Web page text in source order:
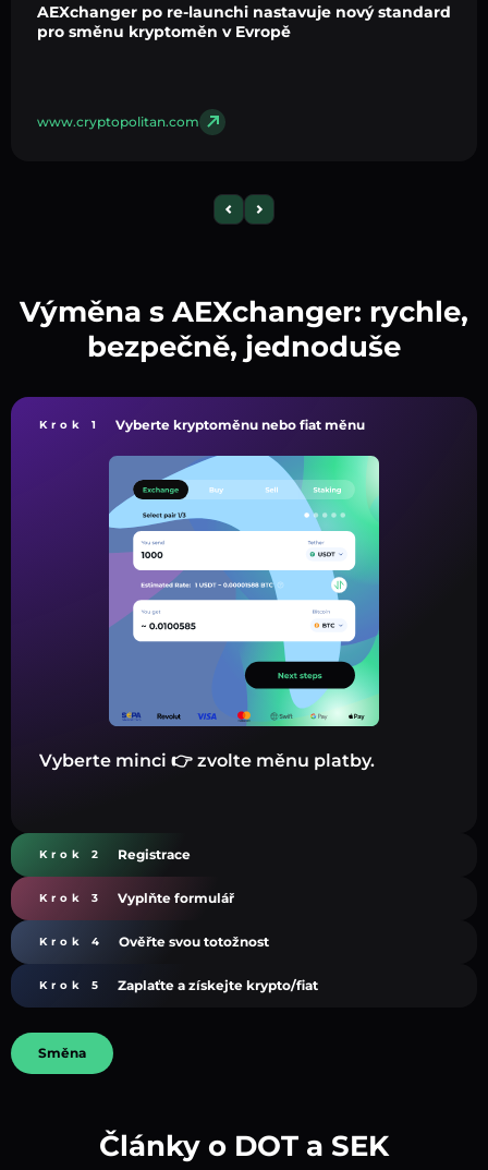
AEXchanger po re-launchi nastavuje nový standard
pro směnu kryptoměn v Evropě
www.cryptopolitan.com
Výměna s AEXchanger: rychle,
bezpečně, jednoduše
Krok 1 Vyberte kryptoměnu nebo fiat měnu
Vyberte minci 👉 zvolte měnu platby.
Krok 2 Registrace
Krok 3 Vyplňte formulář
Krok 4 Ověřte svou totožnost
Krok 5 Zaplaťte a získejte krypto/fiat
Směna
Články o DOT a SEK